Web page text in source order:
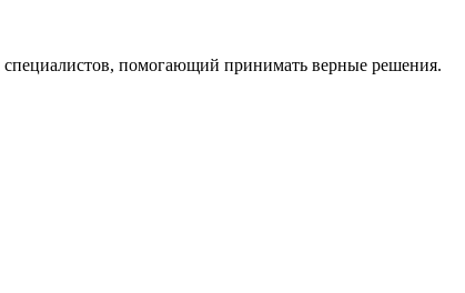
помогающий принимать верные решения.